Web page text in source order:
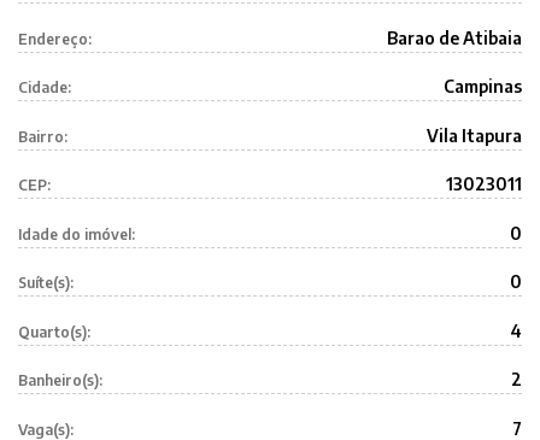
Endereço: Barao de Atibaia
Cidade: Campinas
Bairro: Vila Itapura
CEP: 13023011
Idade do imóvel: 0
Suíte(s): 0
Quarto(s): 4
Banheiro(s): 2
Vaga(s): 7